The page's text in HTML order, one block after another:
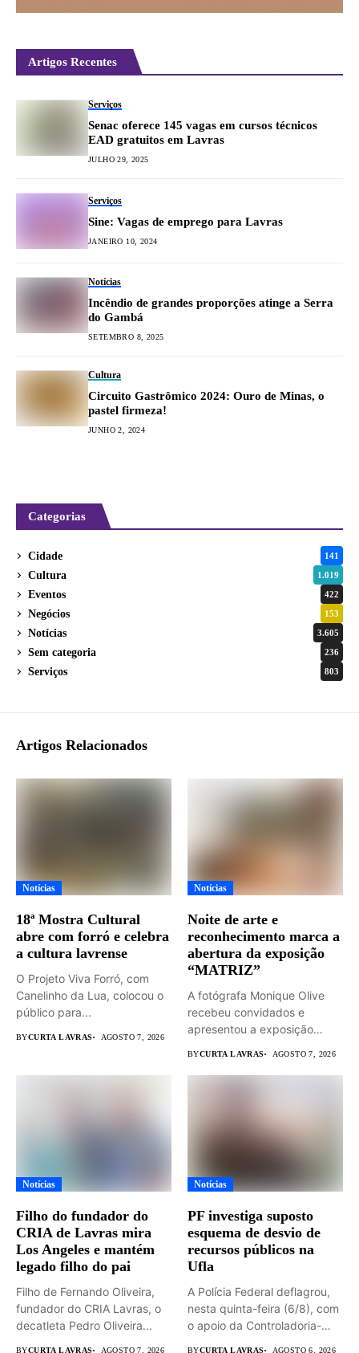
Artigos Recentes
Serviços
Senac oferece 145 vagas em cursos técnicos
EAD gratuitos em Lavras
JULHO 29, 2025
Serviços
Sine: Vagas de emprego para Lavras
JANEIRO 10, 2024
Notícias
Incêndio de grandes proporções atinge a Serra
do Gambá
SETEMBRO 8, 2025
Cultura
Circuito Gastrômico 2024: Ouro de Minas, o
pastel firmeza!
JUNHO 2, 2024
Categorias
Cidade 141
Cultura 1.019
Eventos 422
Negócios 153
Notícias 3.605
Sem categoria 236
Serviços 803
Artigos Relacionados
Notícias
18ª Mostra Cultural
abre com forró e celebra
a cultura lavrense
O Projeto Viva Forró, com
Canelinho da Lua, colocou o
público para...
BYCURTA LAVRAS AGOSTO 7, 2026
Notícias
Noite de arte e
reconhecimento marca a
abertura da exposição
“MATRIZ”
A fotógrafa Monique Olive
recebeu convidados e
apresentou a exposição
BYCURTA LAVRAS AGOSTO 7, 2026
Notícias
Filho do fundador do
CRIA de Lavras mira
Los Angeles e mantém
legado filho do pai
Filho de Fernando Oliveira,
fundador do CRIA Lavras, o
decatleta Pedro Oliveira...
BYCURTA LAVRAS AGOSTO 7, 2026
Notícias
PF investiga suposto
esquema de desvio de
recursos públicos na
Ufla
A Polícia Federal deflagrou,
nesta quinta-feira (6/8), com
o apoio da Controladoria-
BYCURTA LAVRAS AGOSTO 6, 2026